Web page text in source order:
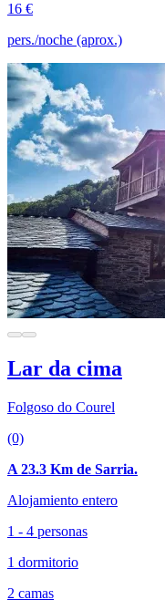
16 €
pers./noche (aprox.)
Lar da cima
Folgoso do Courel
(0)
A 23.3 Km de Sarria.
Alojamiento entero
1 - 4 personas
1 dormitorio
2 camas